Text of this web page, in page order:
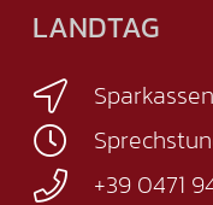
LANDTAG
+39 0471